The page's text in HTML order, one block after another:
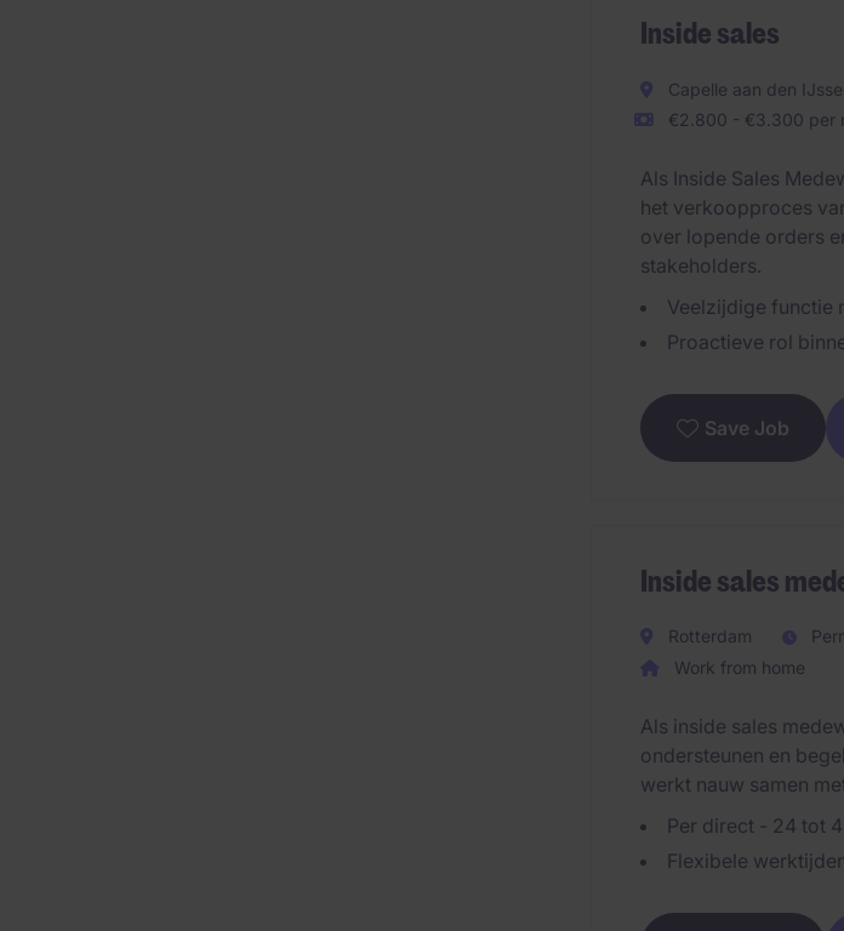
Inside sales
Capelle aan den IJssel
€2.800 - €3.300 per
Als Inside Sales
het verkoopproces
over lopende orders
stakeholders.
Veelzijdige functie
Proactieve rol
Save Job
Inside sales
Rotterdam
Work from home
Als inside sales
ondersteunen en
werkt nauw samen
Per direct - 24 tot
Flexibele